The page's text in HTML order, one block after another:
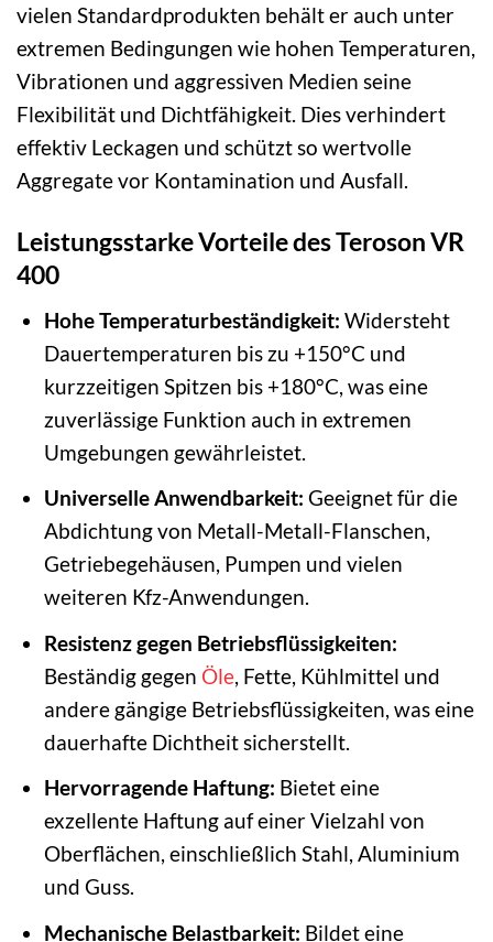
vielen Standardprodukten behält er auch unter
extremen Bedingungen wie hohen Temperaturen,
Vibrationen und aggressiven Medien seine
Flexibilität und Dichtfähigkeit. Dies verhindert
effektiv Leckagen und schützt so wertvolle
Aggregate vor Kontamination und Ausfall.
Leistungsstarke Vorteile des Teroson VR
400
Hohe Temperaturbeständigkeit: Widersteht
Dauertemperaturen bis zu +150°C und
kurzzeitigen Spitzen bis +180°C, was eine
zuverlässige Funktion auch in extremen
Umgebungen gewährleistet.
Universelle Anwendbarkeit: Geeignet für die
Abdichtung von Metall-Metall-Flanschen,
Getriebegehäusen, Pumpen und vielen
weiteren Kfz-Anwendungen.
Resistenz gegen Betriebsflüssigkeiten:
Beständig gegen Öle, Fette, Kühlmittel und
andere gängige Betriebsflüssigkeiten, was eine
dauerhafte Dichtheit sicherstellt.
Hervorragende Haftung: Bietet eine
exzellente Haftung auf einer Vielzahl von
Oberflächen, einschließlich Stahl, Aluminium
und Guss.
Mechanische Belastbarkeit: Bildet eine